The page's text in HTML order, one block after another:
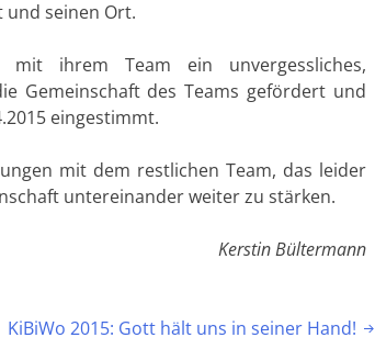
und seinen Ort.
mit ihrem Team ein unvergessliches,
Gemeinschaft des Teams gefördert und
eingestimmt.
mit dem restlichen Team, das leider
untereinander weiter zu stärken.
Kerstin Bültermann
KiBiWo 2015: Gott hält uns in seiner Hand! 